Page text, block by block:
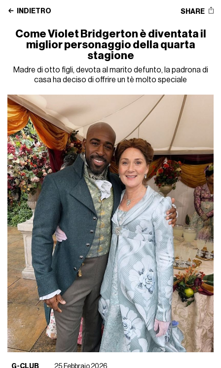
INDIETRO SHARE
Come Violet Bridgerton è diventata il
miglior personaggio della quarta
stagione
Madre di otto figli, devota al marito defunto, la padrona di
casa ha deciso di offrire un tè molto speciale
G-CLUB 25 Febbraio 2026